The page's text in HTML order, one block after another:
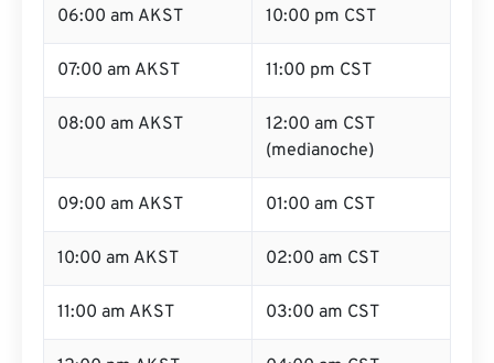
06:00 am AKST 10:00 pm CST
07:00 am AKST 11:00 pm CST
08:00 am AKST
12:00 am CST
(medianoche)
09:00 am AKST 01:00 am CST
10:00 am AKST 02:00 am CST
11:00 am AKST 03:00 am CST